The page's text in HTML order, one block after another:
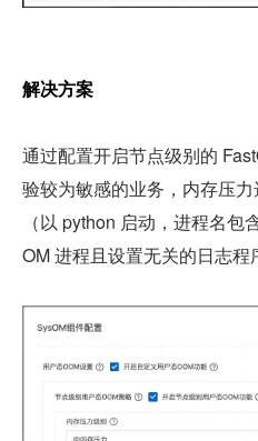
解决方案
通过配置开启节点级别的
验较为敏感的业务，内存压
（以 python 启动，进程名
OM 进程且设置无关的日志程